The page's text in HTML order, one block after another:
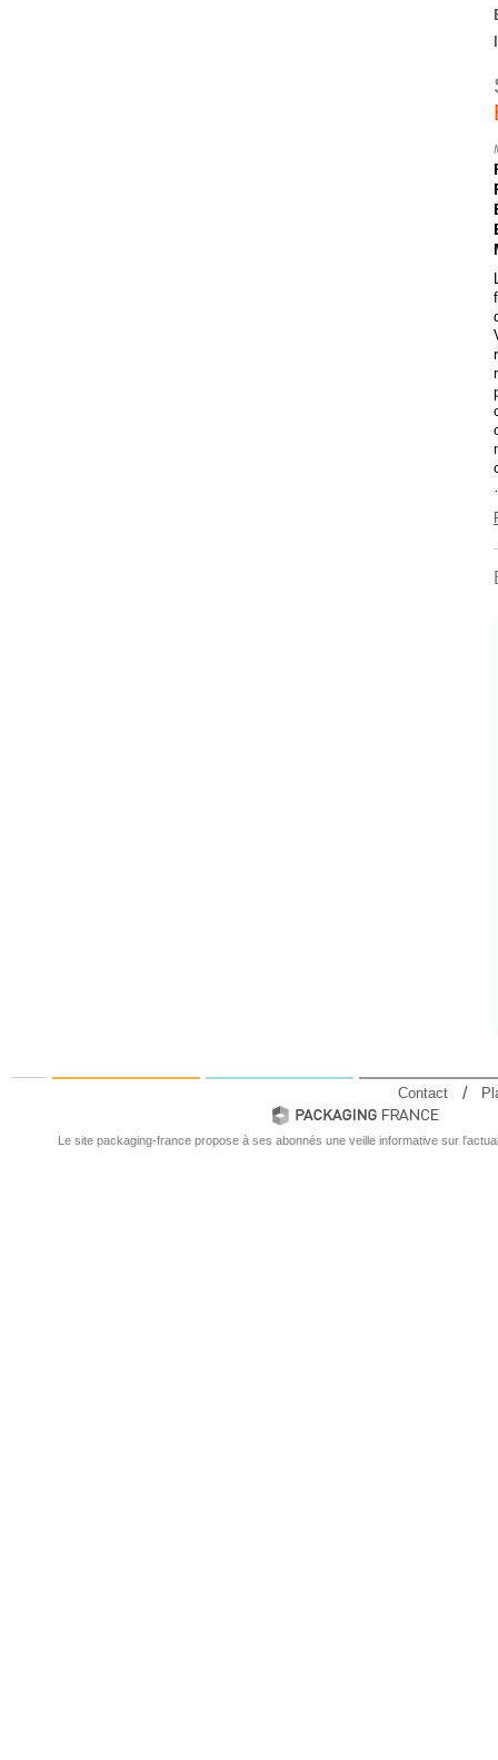
Le site packaging-france propose à ses abonnés une veille informative sur
Contact